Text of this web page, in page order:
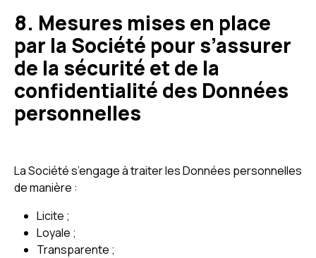
8. Mesures mises en place
par la Société pour s’assurer
de la sécurité et de la
confidentialité des Données
personnelles
La Société s’engage à traiter les Données personnelles
de manière :
Licite ;
Loyale ;
Transparente ;